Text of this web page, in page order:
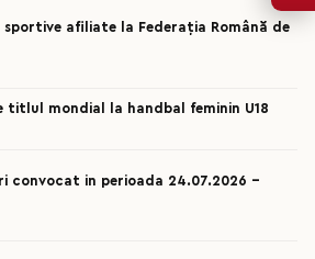
afiliate la Federația Română de
titlul mondial la handbal feminin U18
convocat in perioada 24.07.2026 –